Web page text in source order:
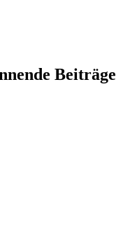
Beiträge